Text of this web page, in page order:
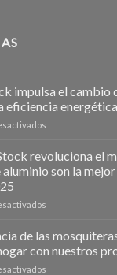
impulsa el cambio
eficiencia
impulsa
el
cambio
la
revoluciona el
aluminio son la
VentanaStock
revoluciona
el
de las
con nuestros